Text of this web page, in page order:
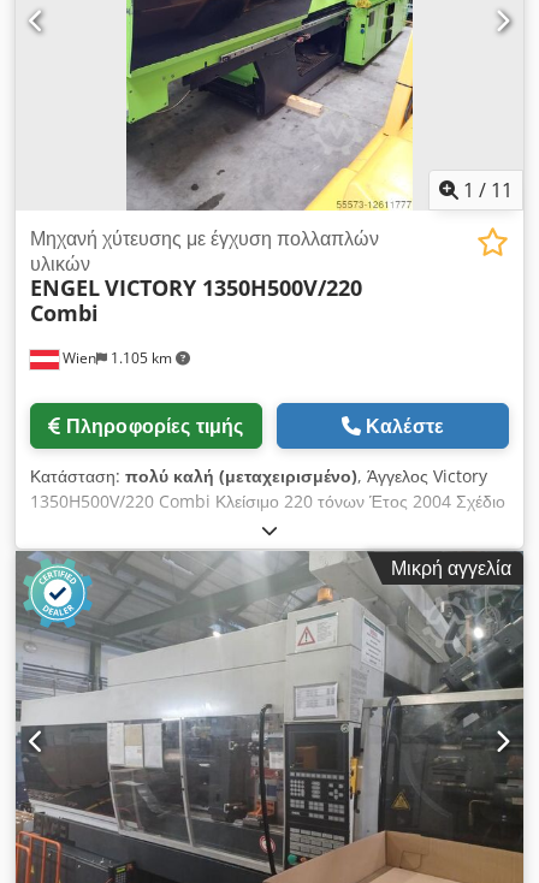
1 / 11
Wien 1.105 km
Μηχανή χύτευσης με έγχυση πολλαπλών
υλικών
ENGELVICTORY 1350H500V/220
Combi
Πληροφορίες τιμής Καλέστε
Κατάσταση: πολύ καλή (μεταχειρισμένο), Άγγελος Victory
1350H500V/220 Combi Κλείσιμο 220 τόνων Έτος 2004 Σχέδιο
σύσφιξης WxH 960x830 Κοπή 55mm+40 mm 618 cm3+251
Credpfxepa Rhbo Alrsf EC100/A03 Ελάχιστο ύψος καλουπιού
320mm Μέγιστο 730mm
Μικρή αγγελία